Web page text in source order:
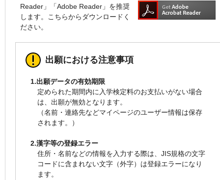
Reader」「Adobe Reader」を推奨
します。こちらからダウンロードく
ださい。
出願における注意事項
1.出願データの有効期限
定められた期間内に入学検定料のお支払いがない場合
は、出願が無効となります。
（名前・連絡先などマイページのユーザー情報は保存
されます。）
2.漢字等の登録エラー
住所・名前などの情報を入力する際は、JIS規格の文字
コードに含まれない文字（外字）は登録エラーになり
ます。